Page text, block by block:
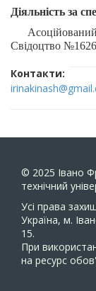
Діяльність за
Свідоцтво №1626
Контакти
© 2025 Івано
технічний
Усi права
Україна, м.
15.
При
на ресурс